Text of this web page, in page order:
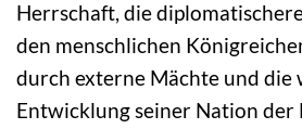
Herrschaft, die
den menschlichen
durch externe Mächte und die
Entwicklung seiner Nation der